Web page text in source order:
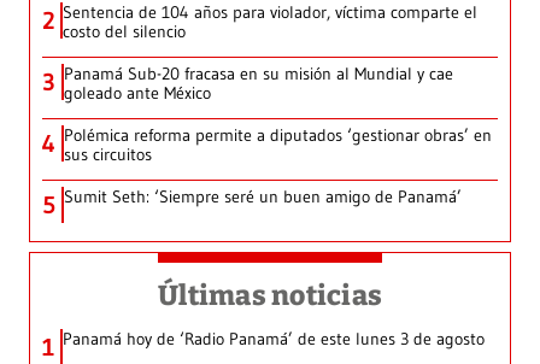
2 Sentencia de 104 años para violador, víctima comparte el
costo del silencio
3 Panamá Sub-20 fracasa en su misión al Mundial y cae
goleado ante México
4 Polémica reforma permite a diputados ‘gestionar obras’ en
sus circuitos
5 Sumit Seth: ‘Siempre seré un buen amigo de Panamá’
Últimas noticias
1 Panamá hoy de ‘Radio Panamá’ de este lunes 3 de agosto